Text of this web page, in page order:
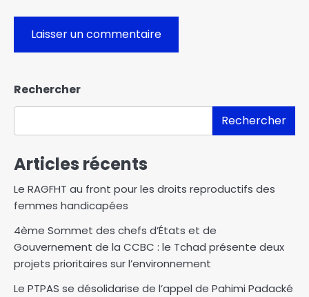
Rechercher
Rechercher
Articles récents
Le RAGFHT au front pour les droits reproductifs des
femmes handicapées
4ème Sommet des chefs d’États et de
Gouvernement de la CCBC : le Tchad présente deux
projets prioritaires sur l’environnement
Le PTPAS se désolidarise de l’appel de Pahimi Padacké